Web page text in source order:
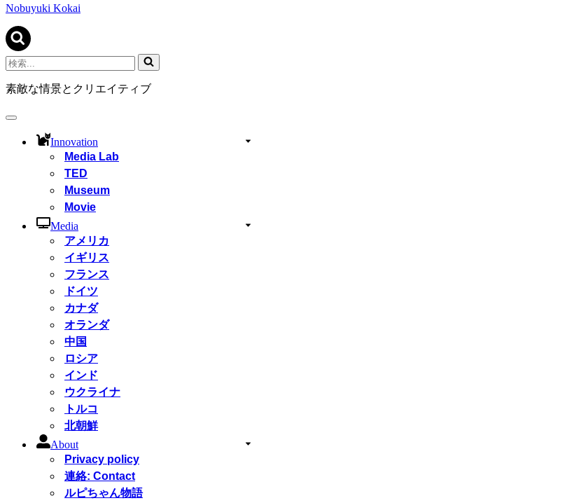
ゲ
シ
ョ
ン
メ
ニ
ュ
Nobuyuki Kokai
検
索...
素敵な情景とクリエイティブ
ナ
Innovation
Media Lab
TED
Museum
Movie
Media
アメリカ
イギリス
フランス
ドイツ
カナダ
オランダ
中国
ロシア
インド
ウクライナ
トルコ
北朝鮮
About
Privacy policy
連絡: Contact
ルピちゃん物語